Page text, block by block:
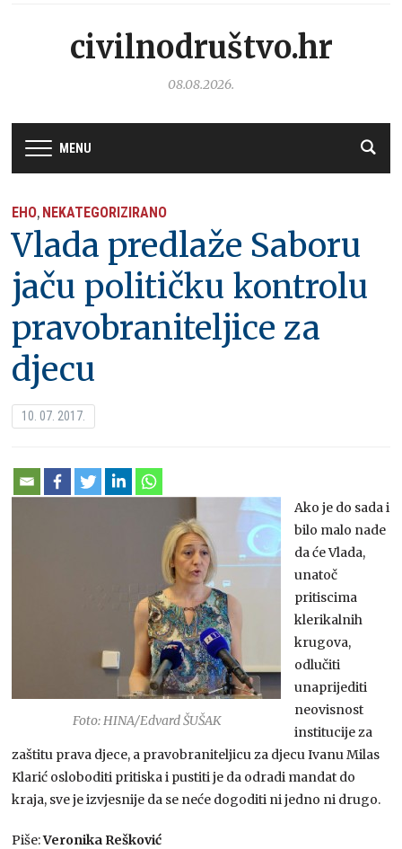
civilnodruštvo.hr
08.08.2026.
MENU
EHO, NEKATEGORIZIRANO
Vlada predlaže Saboru
jaču političku kontrolu
pravobraniteljice za
djecu
10. 07. 2017.
Foto: HINA/Edvard ŠUŠAK
Ako je do sada i
bilo malo nade
da će Vlada,
unatoč
pritiscima
klerikalnih
krugova,
odlučiti
unaprijediti
neovisnost
institucije za
zaštitu prava djece, a pravobraniteljicu za djecu Ivanu Milas
Klarić osloboditi pritiska i pustiti je da odradi mandat do
kraja, sve je izvjesnije da se neće dogoditi ni jedno ni drugo.
Piše:Veronika Rešković